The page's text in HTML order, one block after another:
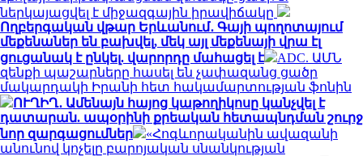
ներկայացվել է միջազգային իրավիճակը
Ողբերգական վթար Երևանում․ Գայի պողոտայում
մեքենաներ են բախվել, մեկ այլ մեքենայի վրա էլ
ցուցանակ է ընկել. վարորդը մահացել է
ADC. ԱՄՆ
զենքի պաշարները հասել են չափազանց ցածր
մակարդակի Իրանի հետ հակամարտության ֆոնին
ՈՒՂԻՂ․ Ամենայն հայոց կաթողիկոսը կանչվել է
դատարան. ապօրինի քրեական հետապնդման շուրջ
նոր զարգացումներ
«Հոգևորականին ավազանի
անունով կոչելը բարոյական սնանկության